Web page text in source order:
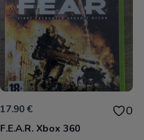
17.90 € 0
F.E.A.R. Xbox 360